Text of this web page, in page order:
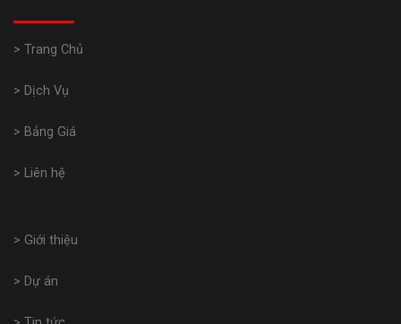
> Trang Chủ
> Dịch Vụ
> Bảng Giá
> Liên hệ
> Giới thiệu
> Dự án